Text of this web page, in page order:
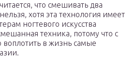
что смешивать два
хотя эта технология имеет
ногтевого искусства
техника, потому что с
в жизнь самые